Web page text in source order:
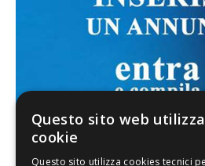
Questo sito web utilizza
cookie